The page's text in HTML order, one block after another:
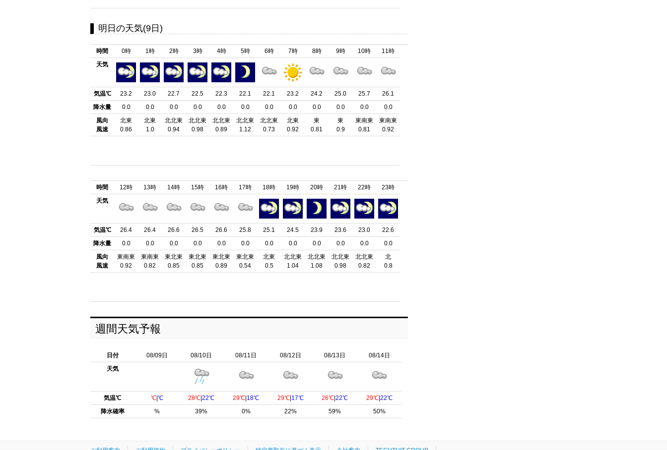
明日の天気(9日)
時間
天気
気温℃
降水量
風向
風速
0時
23.2
0.0
北東
0.86
1時
23.0
0.0
北東
1.0
2時
22.7
0.0
北北東
0.94
3時
22.5
0.0
北北東
0.98
4時
22.3
0.0
北北東
0.89
5時
22.1
0.0
北北東
1.12
6時
22.1
0.0
北北東
0.73
7時
23.2
0.0
北東
0.92
8時
24.2
0.0
東
0.81
9時
25.0
0.0
東
0.9
10時
25.7
0.0
東南東
0.81
11時
26.1
0.0
東南東
0.92
時間
天気
気温℃
降水量
風向
風速
12時
26.4
0.0
東南東
0.92
13時
26.4
0.0
東南東
0.82
14時
26.6
0.0
東北東
0.85
15時
26.5
0.0
東北東
0.85
16時
26.6
0.0
東北東
0.89
17時
25.8
0.0
東北東
0.54
18時
25.1
0.0
北東
0.5
19時
24.5
0.0
北北東
1.04
20時
23.9
0.0
北北東
1.08
21時
23.6
0.0
北北東
0.98
22時
23.0
0.0
北北東
0.82
23時
22.6
0.0
北
0.8
週間天気予報
日付
天気
気温℃
降水確率
08/09日
℃| ℃
%
08/10日
28℃ |22℃
39%
08/11日
29℃ 18℃
0%
08/12日
29℃| 17℃
22%
08/13日
26℃ |22℃
59%
08/14日
29℃| 22℃
50%